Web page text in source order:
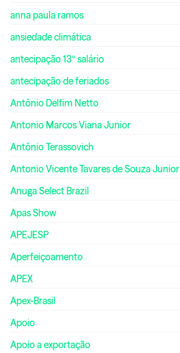
anna paula ramos
ansiedade climática
antecipação 13º salário
antecipação de feriados
Antônio Delfim Netto
Antonio Marcos Viana Junior
Antônio Terassovich
Antonio Vicente Tavares de Souza Junior
Anuga Select Brazil
Apas Show
APEJESP
Aperfeiçoamento
APEX
Apex-Brasil
Apoio
Apoio a exportação